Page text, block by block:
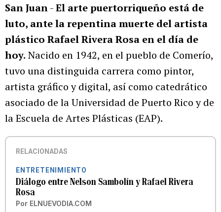
San Juan-El arte puertorriqueño está de
luto, ante la repentina muerte del artista
plástico Rafael Rivera Rosa en el día de
hoy. Nacido en 1942, en el pueblo de Comerío,
tuvo una distinguida carrera como pintor,
artista gráfico y digital, así como catedrático
asociado de la Universidad de Puerto Rico y de
la Escuela de Artes Plásticas (EAP).
RELACIONADAS
ENTRETENIMIENTO
Diálogo entre Nelson Sambolín y Rafael Rivera
Rosa
Por ELNUEVODIA.COM